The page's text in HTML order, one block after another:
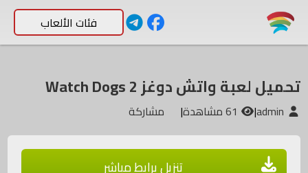
فئات الألعاب
تحميل لعبة واتش دوغز 2 Watch Dogs
|
| مشاركة
تنزيل برابط مباشر